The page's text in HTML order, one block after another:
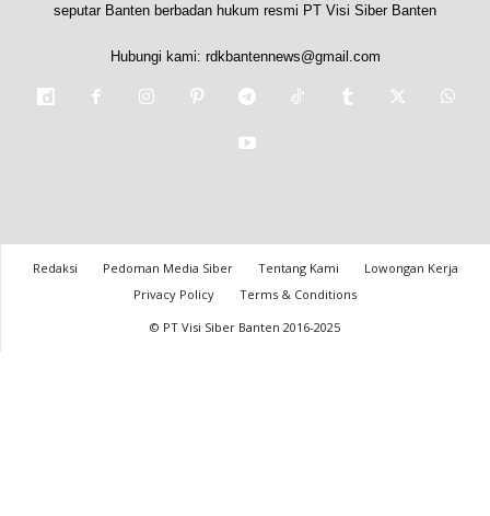
seputar Banten berbadan hukum resmi PT Visi Siber Banten
Hubungi kami: rdkbantennews@gmail.com
Redaksi Pedoman Media Siber Tentang Kami
Lowongan Kerja
Privacy Policy
Terms & Conditions
© PT Visi Siber Banten 2016-2025